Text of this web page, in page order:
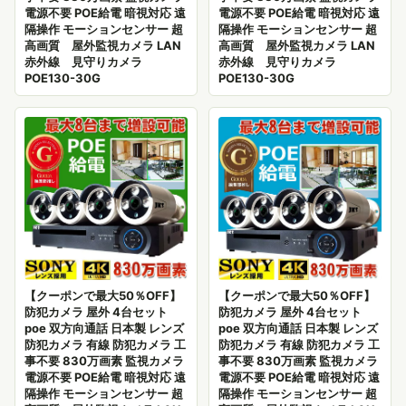
電源不要 POE給電 暗視対応 遠
隔操作 モーションセンサー 超
高画質 屋外監視カメラ LAN
赤外線 見守りカメラ
POE130-30G
電源不要 POE給電 暗視対応 遠
隔操作 モーションセンサー 超
高画質 屋外監視カメラ LAN
赤外線 見守りカメラ
POE130-30G
【クーポンで最大50％OFF】
防犯カメラ 屋外 4台セット
poe 双方向通話 日本製 レンズ
防犯カメラ 有線 防犯カメラ 工
事不要 830万画素 監視カメラ
電源不要 POE給電 暗視対応 遠
隔操作 モーションセンサー 超
【クーポンで最大50％OFF】
防犯カメラ 屋外 4台セット
poe 双方向通話 日本製 レンズ
防犯カメラ 有線 防犯カメラ 工
事不要 830万画素 監視カメラ
電源不要 POE給電 暗視対応 遠
隔操作 モーションセンサー 超